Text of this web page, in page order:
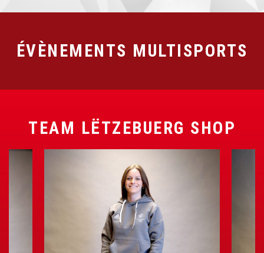
ÉVÈNEMENTS MULTISPORTS
TEAM LËTZEBUERG SHOP